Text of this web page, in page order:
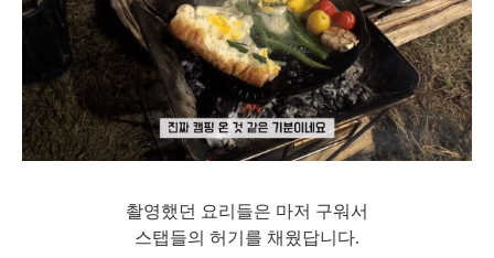
촬영했던 요리들은 마저 구워서
스탭들의 허기를 채웠답니다.